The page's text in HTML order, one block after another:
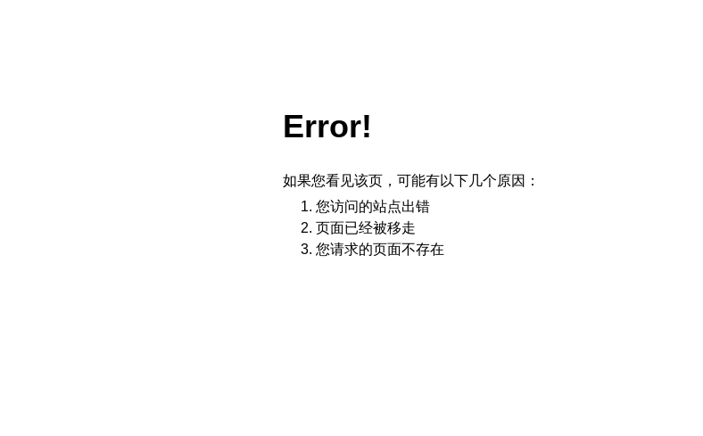
Error!
如果您看见该页，可能有以下几个原因：
您访问的站点出错
页面已经被移走
您请求的页面不存在